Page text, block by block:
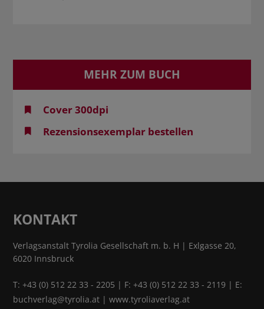
MEHR ZUM BUCH
Cover 300dpi
Rezensionsexemplar bestellen
KONTAKT
Verlagsanstalt Tyrolia Gesellschaft m. b. H | Exlgasse 20,
6020 Innsbruck
T:+43 (0) 512 22 33 - 2205 | F: +43 (0) 512 22 33 - 2119 | E:
buchverlag@tyrolia.at |www.tyroliaverlag.at